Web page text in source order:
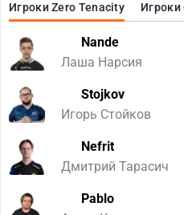
Игроки Zero Tenacity Игроки
Nande
Лаша Нарсия
Stojkov
Игорь Стойков
Nefrit
Дмитрий Тарасич
Pablo